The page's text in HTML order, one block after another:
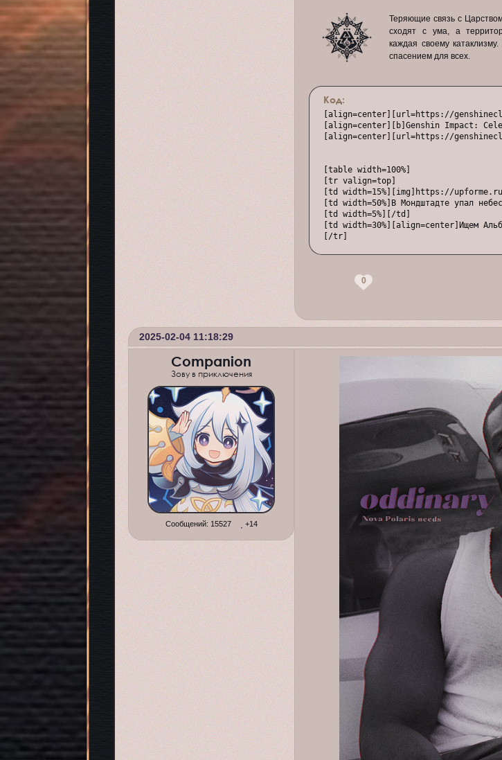
Теряющие связь с
сходят с ума, а
каждая своему
спасением для всех.
Код:
[align=center][url=https://
[align=center][b]Genshin Impact:
[align=center][url=https://
[table width=100%]
[tr valign=top]
[td width=15%][img]https://
[td width=50%]В Мондштадте упал
[td width=5%][/td]
[td width=30%][align=center]Ищем
[/tr]
[td width=50%]Ли Юэ достигли
[/tr]
[tr]
[td width=15%][img]https://
[td width=5%][/td]
[td width=30%][align=center]Ищем
[tr]
[td width=15%][img]https://
[td width=50%]В Сумеру начинают
[td width=5%][/td]
[td width=30%][align=center]Ищем
[td width=15%][img]https://
[td width=50%]В Фонтейне происходят
[td width=30%][align=center]Ищем
[td width=15%][img]https://
[td width=50%]Теряющие связь с
[td width=5%][/td]
[td width=30%][align=center]Ищем
0
2025-02-04 11:18:29
Companion
Зову в приключения
Сообщений: 15527 +14